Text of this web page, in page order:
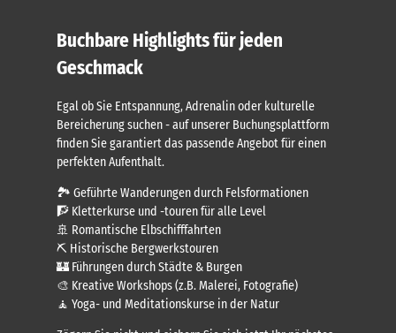
Buchbare Highlights für jeden
Geschmack
Egal ob Sie Entspannung, Adrenalin oder kulturelle
Bereicherung suchen - auf unserer Buchungsplattform
finden Sie garantiert das passende Angebot für einen
perfekten Aufenthalt.
🏞️ Geführte Wanderungen durch Felsformationen
🧗 Kletterkurse und -touren für alle Level
🚢 Romantische Elbschifffahrten
⛏️ Historische Bergwerkstouren
🏰 Führungen durch Städte & Burgen
🎨 Kreative Workshops (z.B. Malerei, Fotografie)
🧘 Yoga- und Meditationskurse in der Natur